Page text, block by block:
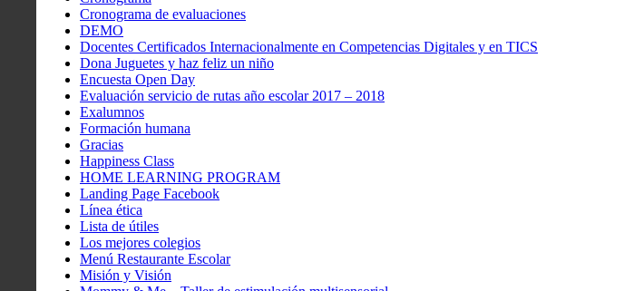
Cronograma de evaluaciones
DEMO
Docentes Certificados Internacionalmente en Competencias Digitales y en TICS
Dona Juguetes y haz feliz un niño
Encuesta Open Day
Evaluación servicio de rutas año escolar 2017 – 2018
Exalumnos
Formación humana
Gracias
Happiness Class
HOME LEARNING PROGRAM
Landing Page Facebook
Línea ética
Lista de útiles
Los mejores colegios
Menú Restaurante Escolar
Misión y Visión